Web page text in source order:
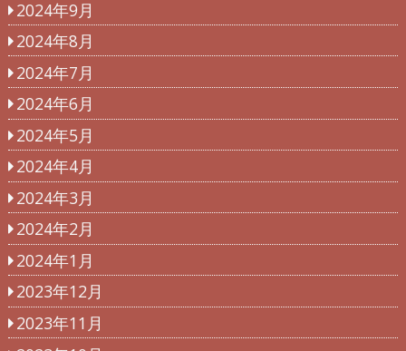
2024年9月
2024年8月
2024年7月
2024年6月
2024年5月
2024年4月
2024年3月
2024年2月
2024年1月
2023年12月
2023年11月